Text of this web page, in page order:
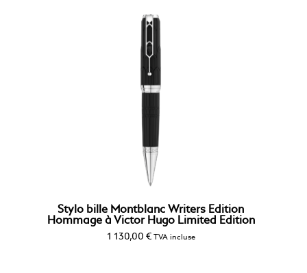
Stylo bille Montblanc Writers Edition
Hommage à Victor Hugo Limited Edition
1 130,00 € TVA incluse